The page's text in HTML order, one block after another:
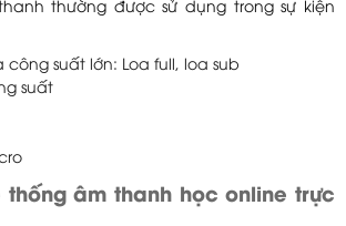
thường được sử dụng trong sự kiện
công suất lớn: Loa full, loa sub
suất
thống âm thanh học online trực